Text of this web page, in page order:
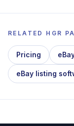
RELATED HGR
Pricing
eBay listing